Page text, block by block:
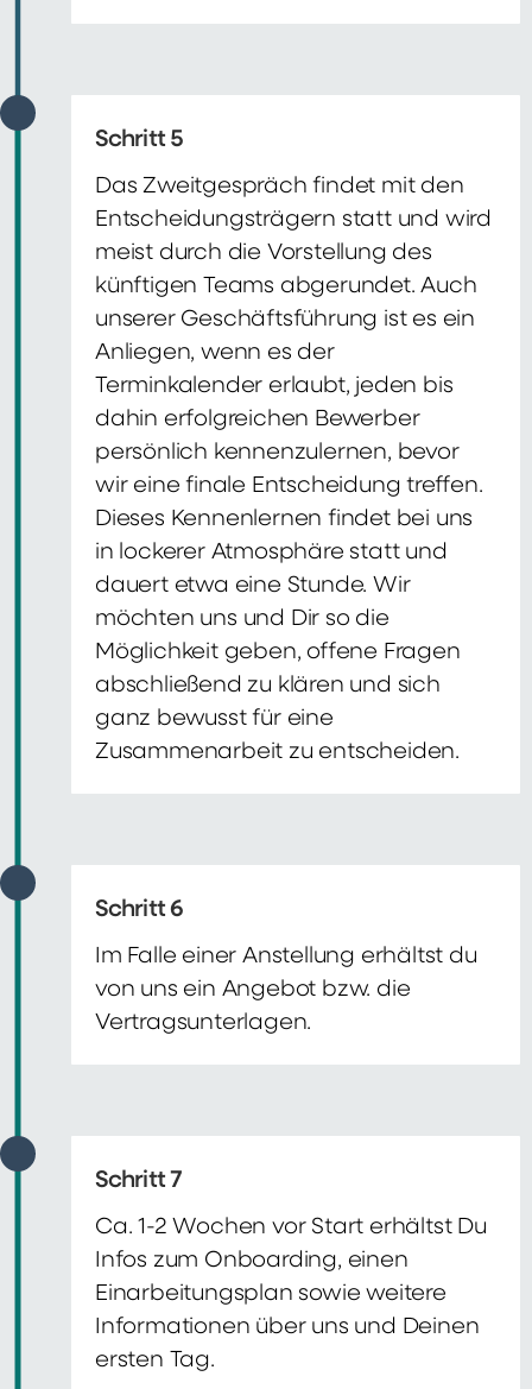
Schritt 5
Das Zweitgespräch findet mit den
Entscheidungsträgern statt und wird
meist durch die Vorstellung des
künftigen Teams abgerundet. Auch
unserer Geschäftsführung ist es ein
Anliegen, wenn es der
Terminkalender erlaubt, jeden bis
dahin erfolgreichen Bewerber
persönlich kennenzulernen, bevor
wir eine finale Entscheidung treffen.
Dieses Kennenlernen findet bei uns
in lockerer Atmosphäre statt und
dauert etwa eine Stunde. Wir
möchten uns und Dir so die
Möglichkeit geben, offene Fragen
abschließend zu klären und sich
ganz bewusst für eine
Zusammenarbeit zu entscheiden.
Schritt 6
Im Falle einer Anstellung erhältst du
von uns ein Angebot bzw. die
Vertragsunterlagen.
Schritt 7
Ca. 1-2 Wochen vor Start erhältst Du
Infos zum Onboarding, einen
Einarbeitungsplan sowie weitere
Informationen über uns und Deinen
ersten Tag.